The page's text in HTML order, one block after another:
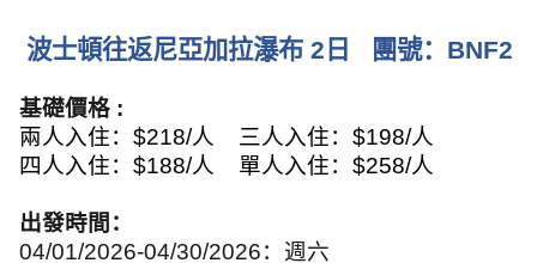
波士頓往返尼亞加拉瀑布 2 日 團號： BNF2
基礎價格 :
兩人入住： $218/人 三人入住： $198/人
四人入住： $188/人 單人入住： $258/人
出發時間：
04/01/2026-04/30/2026：週六